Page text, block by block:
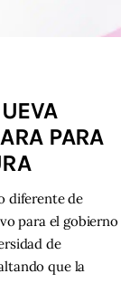
PARA
diferente de
para el gobierno
de
que la